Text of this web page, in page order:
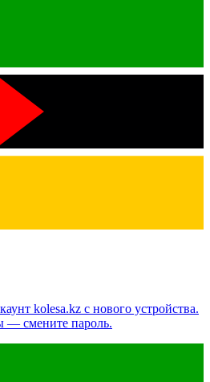
kolesa.kz с нового устройства.
— смените пароль.